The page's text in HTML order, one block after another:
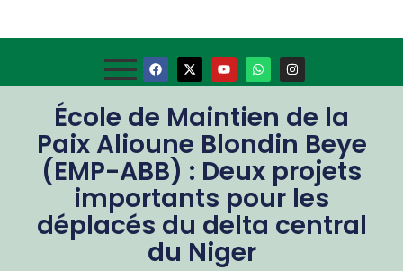
École de Maintien de la
Paix Alioune Blondin Beye
(EMP-ABB) : Deux projets
importants pour les
déplacés du delta central
du Niger